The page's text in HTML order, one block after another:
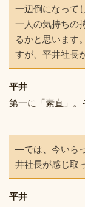
一辺倒になって
一人の気持ちの
るかと思います
すが、平井社長
平井
第一に「素直」。
―では、今いら
井社長が感じ取
平井